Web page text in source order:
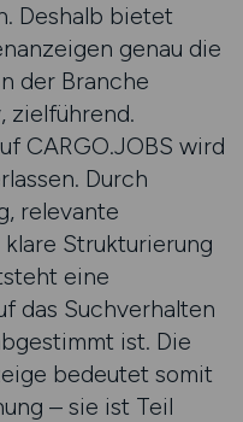
Deshalb bietet
genau die
der Branche
zielführend.
CARGO.JOBS wird
Durch
relevante
Strukturierung
eine
das Suchverhalten
ist. Die
bedeutet somit
– sie ist Teil